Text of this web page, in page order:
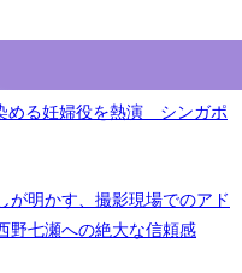
める妊婦役を熱演 シンガポ
が明かす、撮影現場でのアド
野七瀬への絶大な信頼感